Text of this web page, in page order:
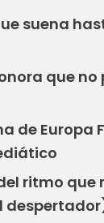
suena
que
de Europa
ritmo